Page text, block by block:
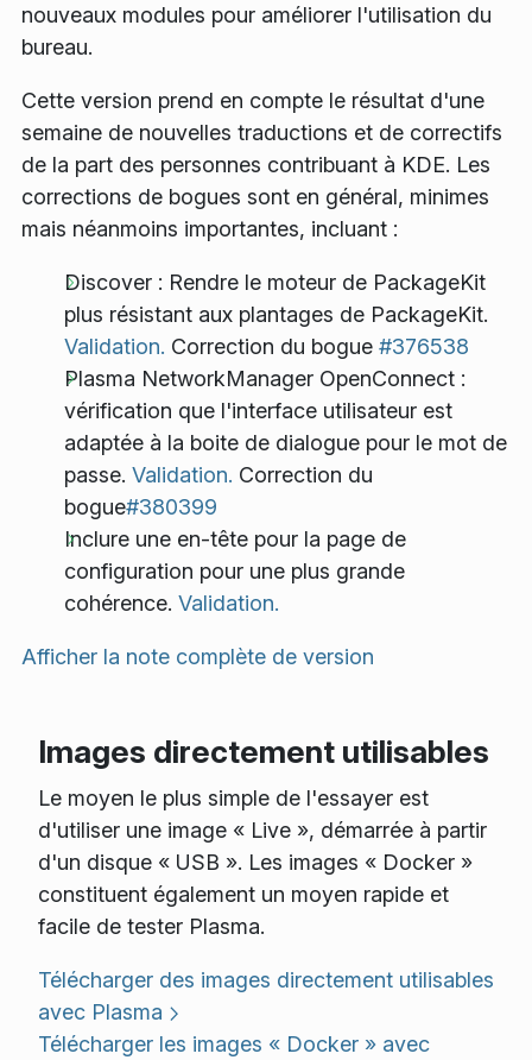
nouveaux modules pour améliorer l'utilisation du
bureau.
Cette version prend en compte le résultat d'une
semaine de nouvelles traductions et de correctifs
de la part des personnes contribuant à KDE. Les
corrections de bogues sont en général, minimes
mais néanmoins importantes, incluant :
Discover : Rendre le moteur de PackageKit
plus résistant aux plantages de PackageKit.
Validation. Correction du bogue #376538
Plasma NetworkManager OpenConnect :
vérification que l'interface utilisateur est
adaptée à la boite de dialogue pour le mot de
passe. Validation. Correction du
bogue#380399
Inclure une en-tête pour la page de
configuration pour une plus grande
cohérence. Validation.
Afficher la note complète de version
Images directement utilisables
Le moyen le plus simple de l'essayer est
d'utiliser une image « Live », démarrée à partir
d'un disque « USB ». Les images « Docker »
constituent également un moyen rapide et
facile de tester Plasma.
Télécharger des images directement utilisables
avec Plasma
Télécharger les images « Docker » avec